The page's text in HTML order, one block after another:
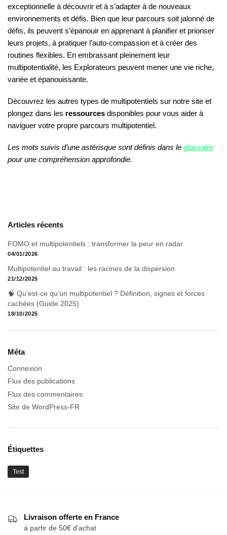
exceptionnelle à découvrir et à s’adapter à de nouveaux
environnements et défis. Bien que leur parcours soit jalonné de
défis, ils peuvent s’épanouir en apprenant à planifier et prioriser
leurs projets, à pratiquer l’auto-compassion et à créer des
routines flexibles. En embrassant pleinement leur
multipotentialité, les Explorateurs peuvent mener une vie riche,
variée et épanouissante.
Découvrez les autres types de multipotentiels sur notre site et
plongez dans les ressources disponibles pour vous aider à
naviguer votre propre parcours multipotentiel.
Les mots suivis d’une astérisque sont définis dans le glossaire
pour une compréhension approfondie.
Articles récents
FOMO et multipotentiels : transformer la peur en radar
04/01/2026
Multipotentiel au travail : les racines de la dispersion
21/12/2025
🧠 Qu’est-ce qu’un multipotentiel ? Définition, signes et forces
cachées (Guide 2025)
18/10/2025
Méta
Connexion
Flux des publications
Flux des commentaires
Site de WordPress-FR
Étiquettes
Test
Livraison offerte en France
à partir de 50€ d'achat